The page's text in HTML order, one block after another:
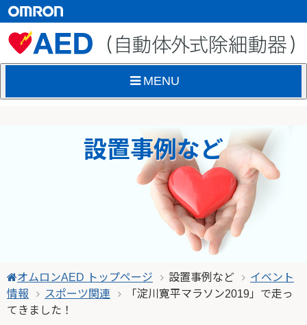
MENU
設置事例など
オムロンAED トップページ 設置事例など
イベント
情報
スポーツ関連
「淀川寛平マラソン2019」で走っ
てきました！